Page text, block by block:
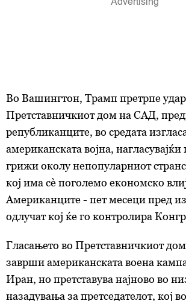
Во Вашингтон, Трамп претрпе удар
Претставничкиот дом на САД,
републиканците, во средата
американската војна,
грижи околу непопуларниот
кој има сè поголемо економско
Американците - пет месеци пред
одлучат кој ќе го контролира
Гласањето во Претставничкиот
заврши американската воена
Иран, но претставува најново во
назадувања за претседателот, кој